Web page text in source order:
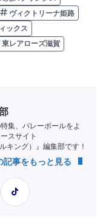
ヴィクトリーナ姫路
ックス
東レアローズ滋賀
集、バレーボールをよ
スサイト
キング）』編集部です！
事をもっと見る